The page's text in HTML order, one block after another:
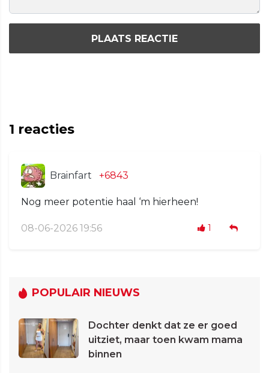
PLAATS REACTIE
1 reacties
Brainfart +6843
Nog meer potentie haal ‘m hierheen!
08-06-2026 19:56 1
POPULAIR NIEUWS
Dochter denkt dat ze er goed
uitziet, maar toen kwam mama
binnen